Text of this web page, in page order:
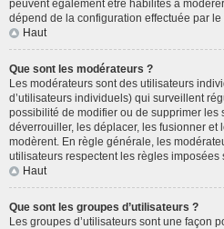
peuvent également être habilités à
dépend de la configuration effectuée par
Haut
Que sont les modérateurs ?
Les modérateurs sont des utilisateurs
d’utilisateurs individuels) qui surveillent
possibilité de modifier ou de supprimer les
déverrouiller, les déplacer, les fusionner et
modèrent. En règle générale, les
utilisateurs respectent les règles imposées
Haut
Que sont les groupes d’utilisateurs ?
Les groupes d’utilisateurs sont une façon